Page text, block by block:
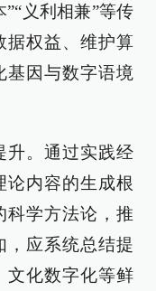
义利相兼”等传
据权益、维护算
基因与数字语境
升。通过实践经
论内容的生成根
科学方法论，推
，应系统总结提
文化数字化等鲜